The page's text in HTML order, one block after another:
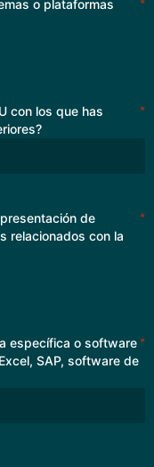
o plataformas
*
con los que has
*
de
relacionados con la
*
específica o software
SAP, software de
*